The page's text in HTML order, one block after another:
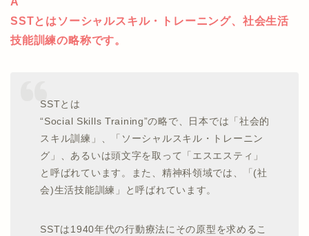
SSTとはソーシャルスキル・トレーニング、社会生活
技能訓練の略称です。
SSTとは
“Social Skills Training”の略で、日本では「社会的
スキル訓練」、「ソーシャルスキル・トレーニン
グ」、あるいは頭文字を取って「エスエスティ」
と呼ばれています。また、精神科領域では、「(社
会)生活技能訓練」と呼ばれています。
SSTは1940年代の行動療法にその原型を求めるこ